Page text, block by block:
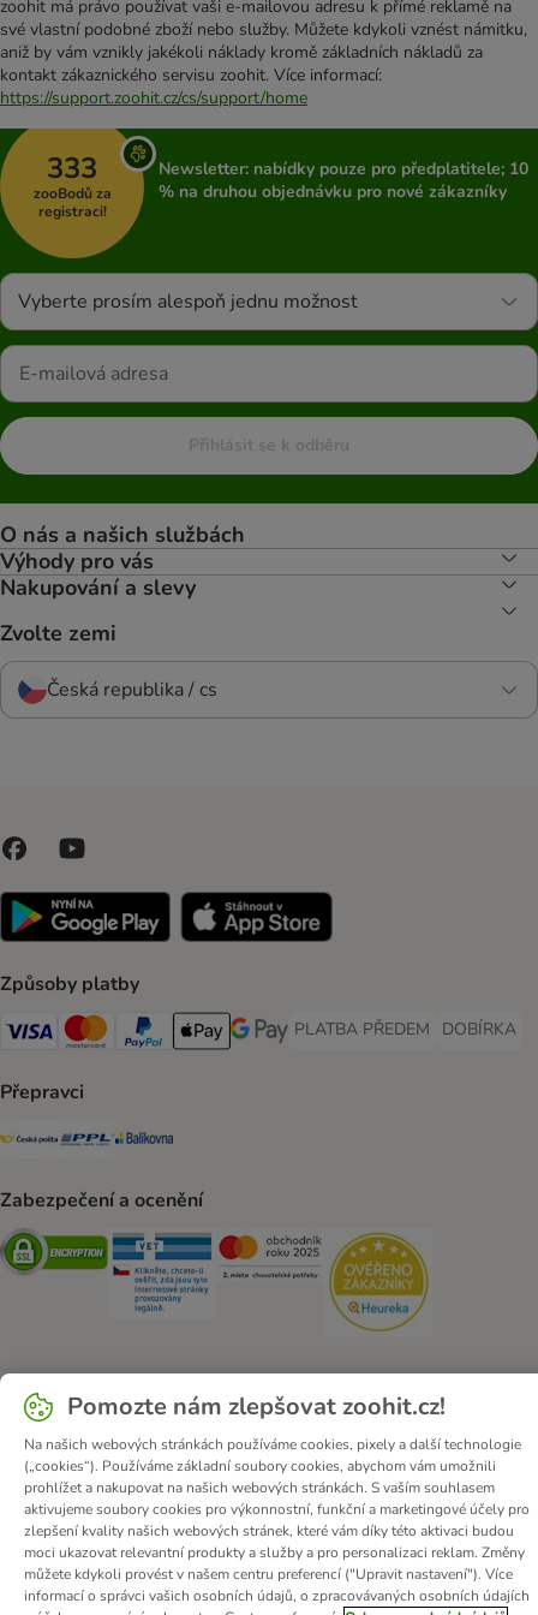
zoohit má právo používat vaši e-mailovou adresu k přímé reklamě na
své vlastní podobné zboží nebo služby. Můžete kdykoli vznést námitku,
aniž by vám vznikly jakékoli náklady kromě základních nákladů za
kontakt zákaznického servisu zoohit. Více informací:
https://support.zoohit.cz/cs/support/home
333
zooBodů za
registraci!
Newsletter: nabídky pouze pro předplatitele; 10
% na druhou objednávku pro nové zákazníky
Vyberte prosím alespoň jednu možnost
Přihlásit se k odběru
O nás a našich službách
Výhody pro vás
Nakupování a slevy
Zvolte zemi
Česká republika / cs
Způsoby platby
Visa Payment Method
Mastercard Payment Method
PayPal Payment Method
Apple pay Payment Method
GooglePay Payment Method
PLATBA PŘEDEM
PLATBA PŘEDEM Payment
DOBÍRKA
DOBÍRKA
Přepravci
Česká pošta Shipping Method
PPL Shipping Method
Balíkovna Shipping Method
Zabezpečení a ocenění
Security Security Security
O zoohit Kariéra Firemní webové stránky
Impressum
Všeobecné obchodní podmínky
Zde odstoupit od smlouvy
Zákon o digitálních službách
Likvidace baterií
Kontakt
Poštovné a dodací termín
Způsoby platby
Partnerský program
Ochrana osobních údajů
Ochrana osobních údajů
Prohlášení o přístupnosti
Pomozte nám zlepšovat zoohit.cz!
Na našich webových stránkách používáme cookies, pixely a další technologie
(„cookies“). Používáme základní soubory cookies, abychom vám umožnili
prohlížet a nakupovat na našich webových stránkách. S vaším souhlasem
aktivujeme soubory cookies pro výkonnostní, funkční a marketingové účely pro
zlepšení kvality našich webových stránek, které vám díky této aktivaci budou
moci ukazovat relevantní produkty a služby a pro personalizaci reklam. Změny
můžete kdykoli provést v našem centru preferencí ("Upravit nastavení"). Více
informací o správci vašich osobních údajů, o zpracovávaných osobních údajích